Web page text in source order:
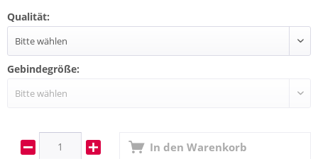
Qualität:
Gebindegröße:
In den Warenkorb